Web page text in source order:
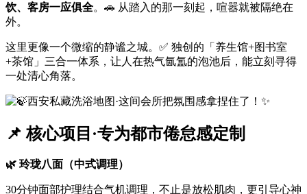
饮、客房一应俱全。🚗 从踏入的那一刻起，喧嚣就被隔绝在
外。
这里更像一个微缩的静谧之城。✅ 独创的「养生馆+图书室
+茶馆」三合一体系，让人在热气氤氲的泡池后，能立刻寻得
一处清心角落。
📌 核心项目·专为都市倦怠感定制
🌿 玲珑八面（中式调理）
30分钟面部护理结合气机调理，不止是放松肌肉，更引导心神